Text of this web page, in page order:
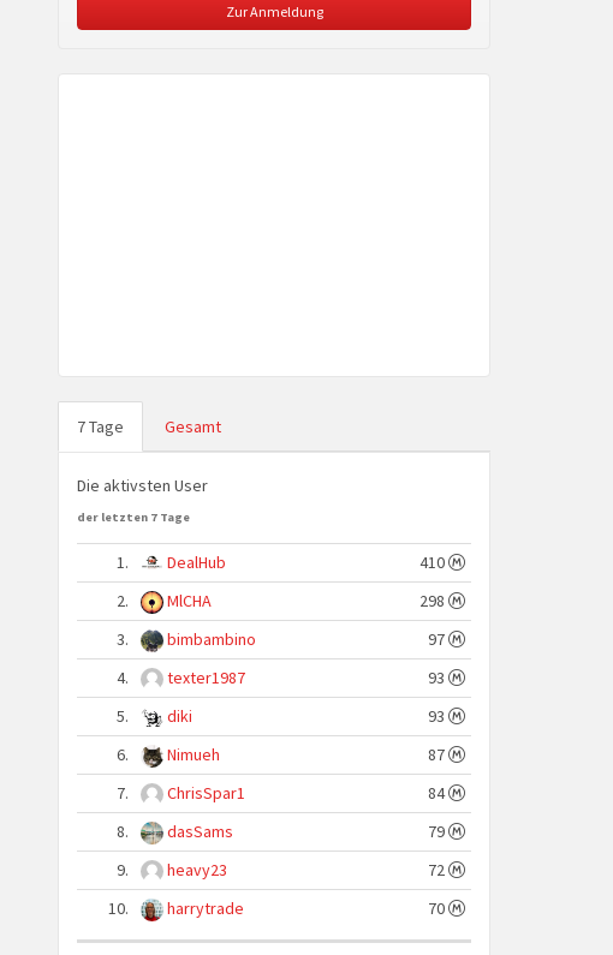
Zur Anmeldung
7 Tage Gesamt
Die aktivsten User
der letzten 7 Tage
1. DealHub
410
2.
MlCHA
298
3.
bimbambino
97
4.
texter1987
93
5.
diki
93
6.
Nimueh
87
7.
ChrisSpar1
84
8.
dasSams
79
9.
heavy23
72
10.
harrytrade 70